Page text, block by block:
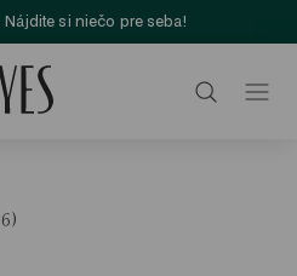
si niečo pre seba!